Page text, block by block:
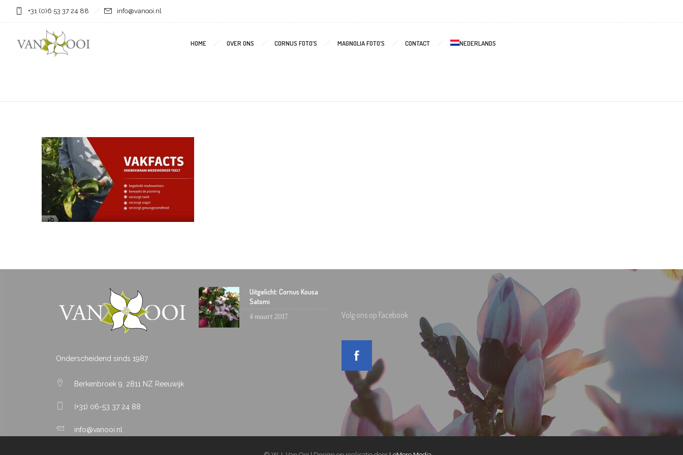
+31 (0)6 53 37 24 88 info@vanooi.nl
HOME OVER ONS CORNUS FOTO’S MAGNOLIA FOTO’S CONTACT NEDERLANDS
vanooi-bb
Onderscheidend sinds 1987
Berkenbroek 9, 2811 NZ Reeuwijk
(+31) 06-53 37 24 88
info@vanooi.nl
Uitgelicht: Cornus Kousa
Satomi
4 maart 2017
Volg ons op Facebook